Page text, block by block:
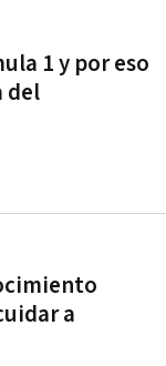
1 y por eso
del
a